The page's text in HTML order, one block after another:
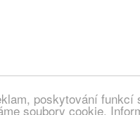
poskytování
soubory cookie.